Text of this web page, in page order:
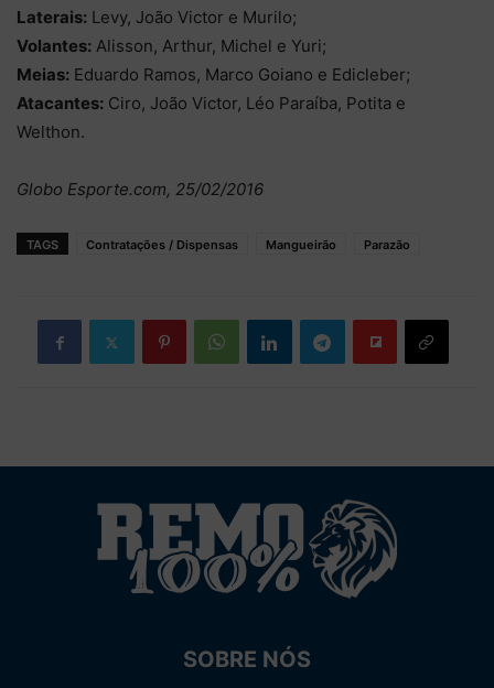
Laterais: Levy, João Victor e Murilo;
Volantes: Alisson, Arthur, Michel e Yuri;
Meias: Eduardo Ramos, Marco Goiano e Edicleber;
Atacantes: Ciro, João Victor, Léo Paraíba, Potita e
Welthon.
Globo Esporte.com, 25/02/2016
TAGS Contratações / Dispensas Mangueirão Parazão
SOBRE NÓS